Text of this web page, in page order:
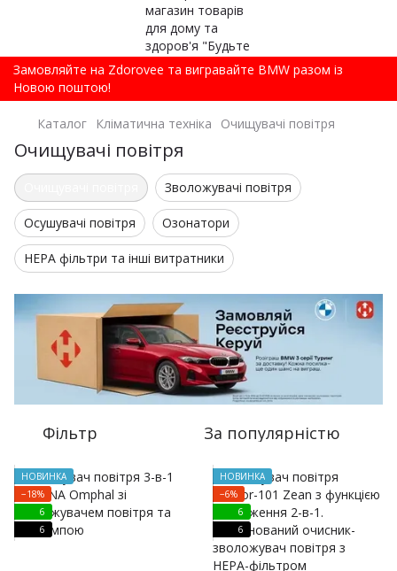
Замовляйте на Zdorovee та вигравайте BMW разом із
Новою поштою!
Каталог Кліматична техніка Очищувачі повітря
Очищувачі повітря
Зволожувачі повітря
Осушувачі повітря Озонатори
HEPA фільтри та інші витратники
Фільтр За популярністю
НОВИНКА
−18%
6
6
НОВИНКА
−6%
6
6